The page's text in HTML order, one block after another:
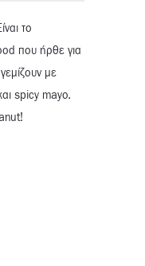
το
που ήρθε για
με
spicy mayo.